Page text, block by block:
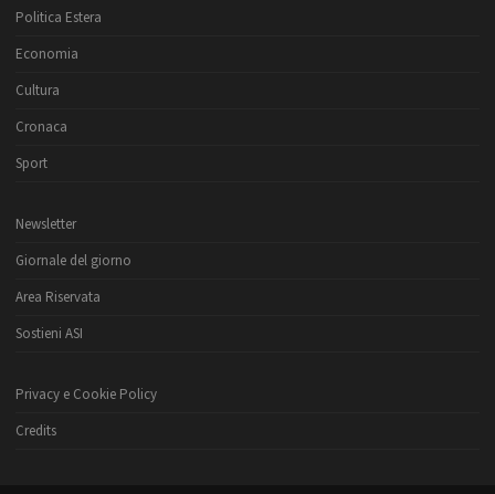
Politica Estera
Economia
Cultura
Cronaca
Sport
Newsletter
Giornale del giorno
Area Riservata
Sostieni ASI
Privacy e Cookie Policy
Credits